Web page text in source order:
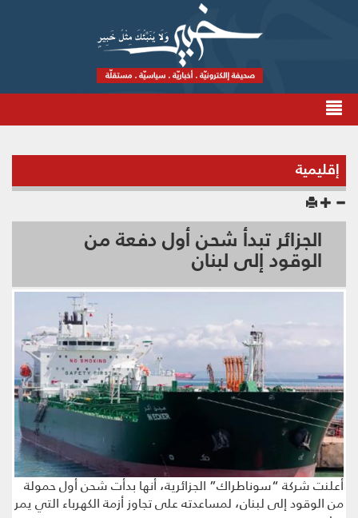
إقليمية
الجزائر تبدأ شحن أول دفعة من
الوقود إلى لبنان
أعلنت شركة “سوناطراك” الجزائرية، أنها بدأت شحن أول حمولة
من الوقود إلى لبنان، لمساعدته على تجاوز أزمة الكهرباء التي يمر